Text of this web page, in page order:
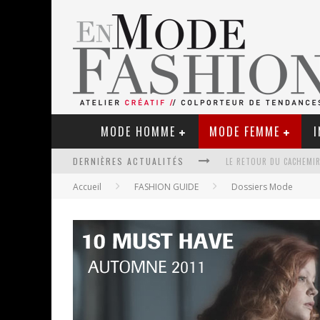
MODE HOMME MODE FEMME
DERNIÈRES ACTUALITÉS LE RETOUR DU
Accueil FASHION GUIDE Dossiers Mode